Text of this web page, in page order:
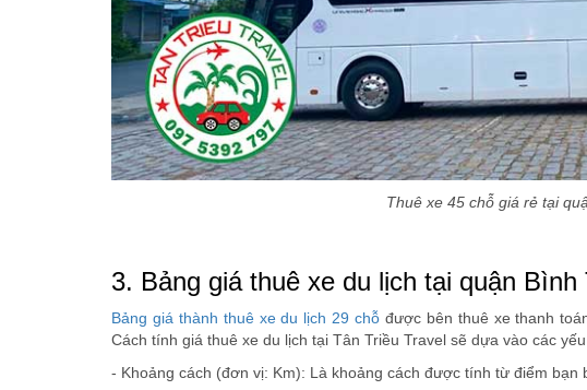
Thuê xe 45 chỗ giá rẻ tại
3. Bảng giá thuê xe du lịch tại quận
Bảng giá thành thuê xe du lịch 29 chỗ được bên thuê xe thanh
Cách tính giá thuê xe du lịch tại Tân Triều Travel sẽ dựa vào các
- Khoảng cách (đơn vị: Km): Là khoảng cách được tính từ điểm bạn